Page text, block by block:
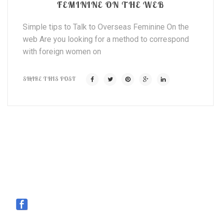
FEMININE ON THE WEB
Simple tips to Talk to Overseas Feminine On the
web Are you looking for a method to correspond
with foreign women on
SHARE THIS POST